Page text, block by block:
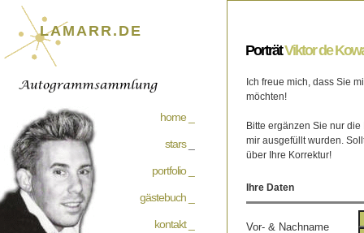
LAMARR.DE
home _
stars_
portfolio _
gästebuch _
kontakt _
PorträtViktor de
Ich freue mich, dass Sie
möchten!
Bitte ergänzen Sie nur
mir ausgefüllt wurden.
über Ihre Korrektur!
Ihre Daten
Vor- & Nachname